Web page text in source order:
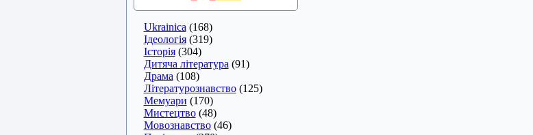
Ukrainica (168)
Ідеологія(319)
Історія(304)
Дитяча література (91)
Драма (108)
Літературознавство(125)
Мемуари (170)
Мистецтво(48)
Мовознавство(46)